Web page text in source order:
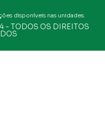
disponíveis nas unidades.
- TODOS OS DIREITOS